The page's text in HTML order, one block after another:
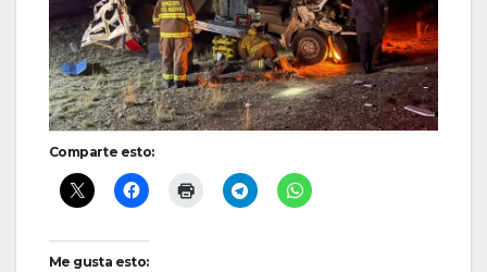
Comparte esto:
Me gusta esto: